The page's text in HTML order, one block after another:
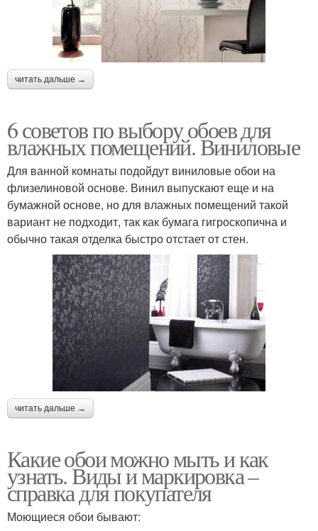
читать дальше →
6 советов по выбору обоев для
влажных помещений. Виниловые
Для ванной комнаты подойдут виниловые обои на
флизелиновой основе. Винил выпускают еще и на
бумажной основе, но для влажных помещений такой
вариант не подходит, так как бумага гигроскопична и
обычно такая отделка быстро отстает от стен.
читать дальше →
Какие обои можно мыть и как
узнать. Виды и маркировка –
справка для покупателя
Моющиеся обои бывают: